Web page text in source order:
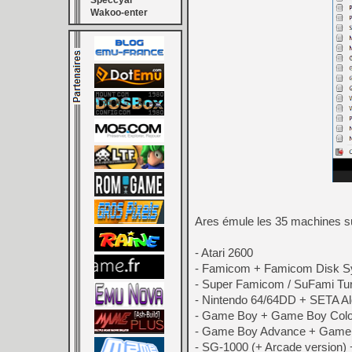
Wakoo-enter
Ares émule les 35 machines
- Atari 2600
- Famicom + Famicom Disk
- Super Famicom / SuFami
- Nintendo 64/64DD + SETA
- Game Boy + Game Boy
- Game Boy Advance +
- SG-1000 (+ Arcade version)